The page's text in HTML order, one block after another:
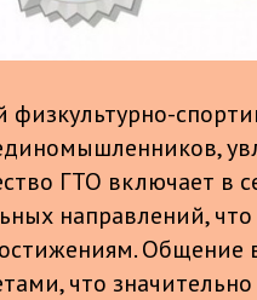
физкультурно-
ГТО включает в
направлений,
Общение
что